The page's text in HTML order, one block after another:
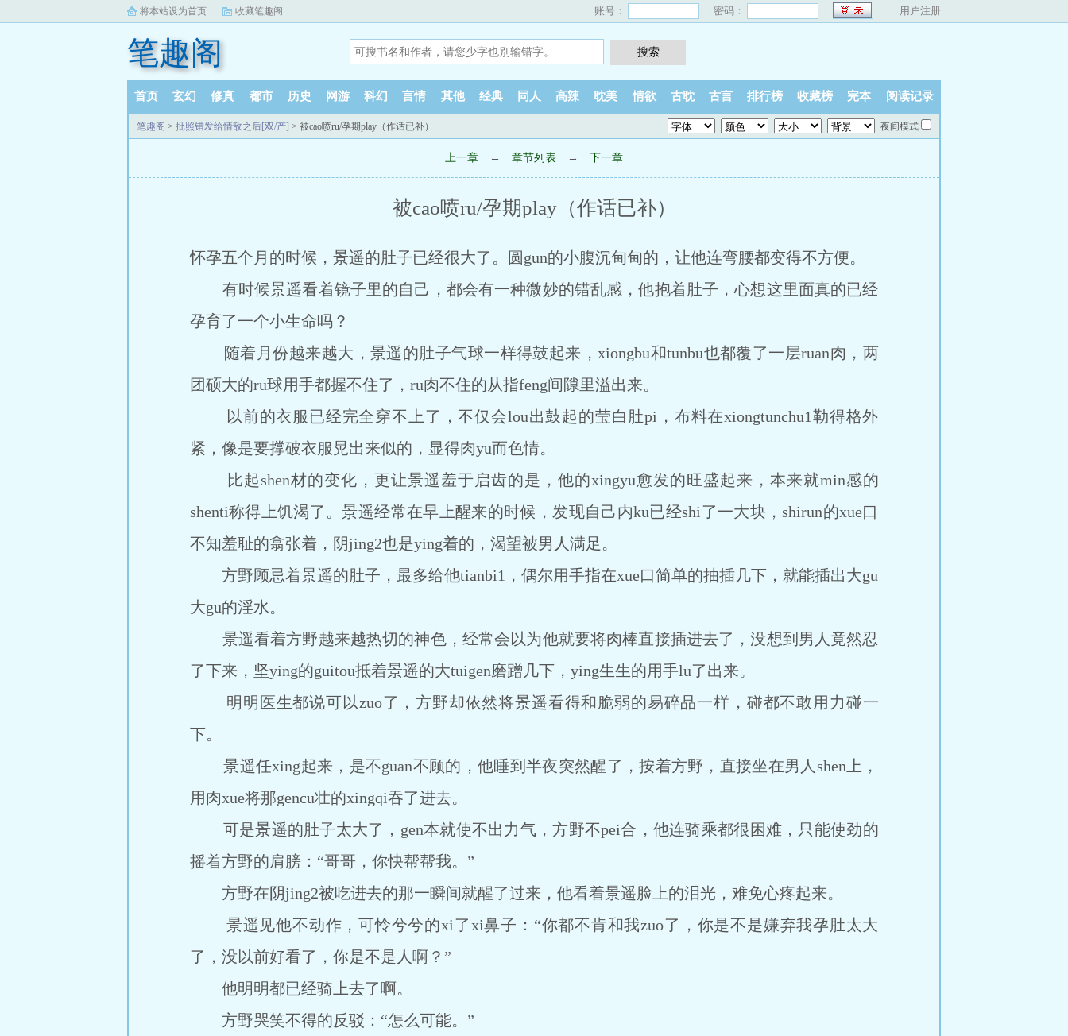
将本站设为首页 收藏笔趣阁 账号： 密码： 用户注册
笔趣阁
首页 玄幻 修真 都市 历史 网游 科幻 言情 其他 经典 同人 高辣 耽美 情欲 古耽 古言 排行榜 收藏榜 完本 阅读记录
笔趣阁 > 批照错发给情敌之后[双/产] > 被cao喷ru/孕期play（作话已补） 夜间模式
上一章 ← 章节列表 → 下一章
被cao喷ru/孕期play（作话已补）
怀孕五个月的时候，景遥的肚子已经很大了。圆gun的小腹沉甸甸的，让他连弯腰都变得不方便。
有时候景遥看着镜子里的自己，都会有一种微妙的错乱感，他抱着肚子，心想这里面真的已经
孕育了一个小生命吗？
随着月份越来越大，景遥的肚子气球一样得鼓起来，xiongbu和tunbu也都覆了一层ruan肉，两
团硕大的ru球用手都握不住了，ru肉不住的从指feng间隙里溢出来。
以前的衣服已经完全穿不上了，不仅会lou出鼓起的莹白肚pi，布料在xiongtunchu1勒得格外
紧，像是要撑破衣服晃出来似的，显得肉yu而色情。
比起shen材的变化，更让景遥羞于启齿的是，他的xingyu愈发的旺盛起来，本来就min感的
shenti称得上饥渴了。景遥经常在早上醒来的时候，发现自己内ku已经shi了一大块，shirun的xue口
不知羞耻的翕张着，阴jing2也是ying着的，渴望被男人满足。
方野顾忌着景遥的肚子，最多给他tianbi1，偶尔用手指在xue口简单的抽插几下，就能插出大gu
大gu的淫水。
景遥看着方野越来越热切的神色，经常会以为他就要将肉棒直接插进去了，没想到男人竟然忍
了下来，坚ying的guitou抵着景遥的大tuigen磨蹭几下，ying生生的用手lu了出来。
明明医生都说可以zuo了，方野却依然将景遥看得和脆弱的易碎品一样，碰都不敢用力碰一
下。
景遥任xing起来，是不guan不顾的，他睡到半夜突然醒了，按着方野，直接坐在男人shen上，
用肉xue将那gencu壮的xingqi吞了进去。
可是景遥的肚子太大了，gen本就使不出力气，方野不pei合，他连骑乘都很困难，只能使劲的
摇着方野的肩膀：“哥哥，你快帮帮我。”
方野在阴jing2被吃进去的那一瞬间就醒了过来，他看着景遥脸上的泪光，难免心疼起来。
景遥见他不动作，可怜兮兮的xi了xi鼻子：“你都不肯和我zuo了，你是不是嫌弃我孕肚太大
了，没以前好看了，你是不是人啊？”
他明明都已经骑上去了啊。
方野哭笑不得的反驳：“怎么可能。”